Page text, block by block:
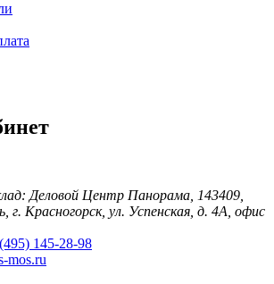
Деловой Центр Панорама, 143409,
г. Красногорск, ул. Успенская, д. 4А, офис
145-28-98
mos.ru